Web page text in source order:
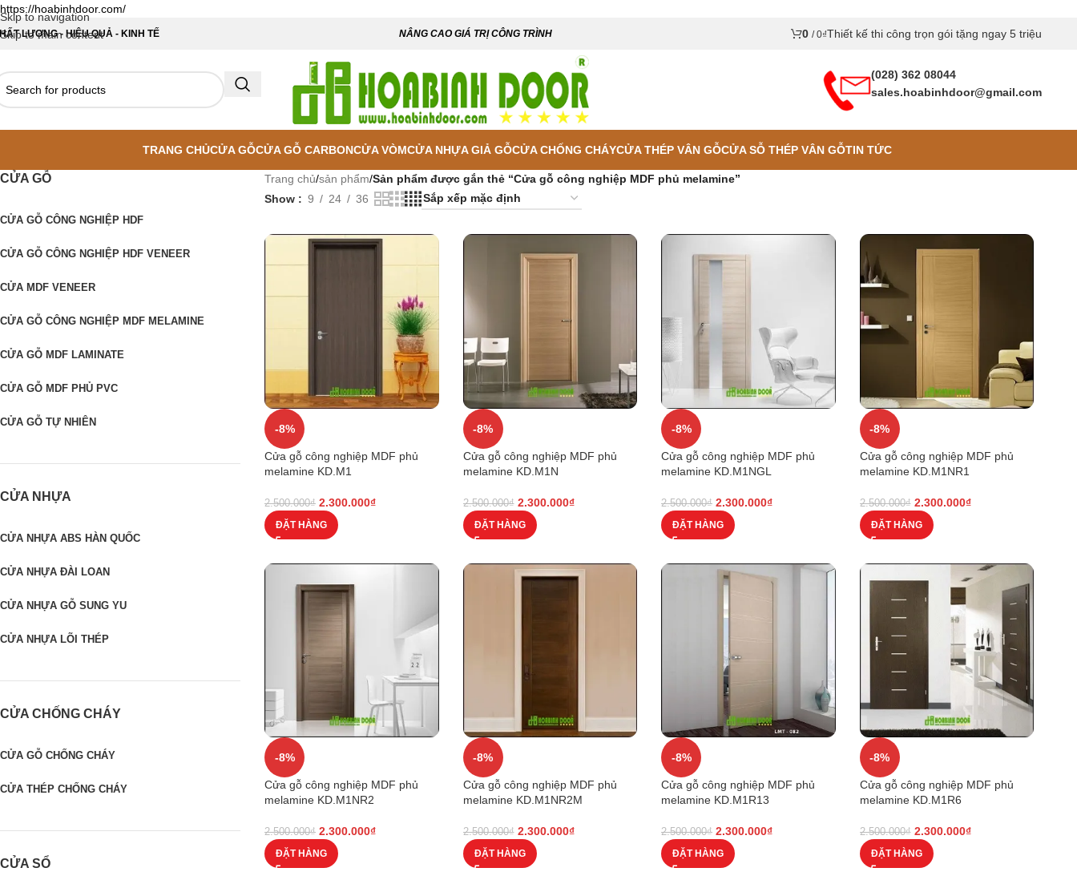
https://hoabinhdoor.com/
Skip to navigation
Skip to main content
LƯỢNG - HIỆU QUẢ - KINH TẾ NÂNG CAO GIÁ TRỊ CÔNG TRÌNH 0 / 0₫Thiết kế thi công trọn gói tặng ngay 5 triệu
(028) 362 08044
sales.hoabinhdoor@gmail.com
TRANG CHỦCỬA GỖCỬA GỖ CARBONCỬA VÒMCỬA NHỰA GIẢ GỖCỬA CHỐNG CHÁYCỬA THÉP VÂN GỖCỬA SỖ THÉP VÂN GỖTIN TỨC
CỬA GỖ
CỬA GỖ CÔNG NGHIỆP HDF
CỬA GỖ CÔNG NGHIỆP HDF VENEER
CỬA MDF VENEER
CỬA GỖ CÔNG NGHIỆP MDF MELAMINE
CỬA GỖ MDF LAMINATE
CỬA GỖ MDF PHỦ PVC
CỬA GỖ TỰ NHIÊN
CỬA NHỰA
CỬA NHỰA ABS HÀN QUỐC
CỬA NHỰA ĐÀI LOAN
CỬA NHỰA GỖ SUNG YU
CỬA NHỰA LÕI THÉP
CỬA CHỐNG CHÁY
CỬA GỖ CHỐNG CHÁY
CỬA THÉP CHỐNG CHÁY
CỬA SỔ
Trang chủ/sản phẩm/Sản phẩm được gắn thẻ “Cửa gỗ công nghiệp MDF phủ melamine”
Show
9 24 36
-8%
Cửa gỗ công nghiệp MDF phủ
melamine KD.M1
2.500.000₫ 2.300.000₫
ĐẶT HÀNG
-8%
Cửa gỗ công nghiệp MDF phủ
melamine KD.M1N
2.500.000₫ 2.300.000₫
ĐẶT HÀNG
-8%
Cửa gỗ công nghiệp MDF phủ
melamine KD.M1NGL
2.500.000₫ 2.300.000₫
ĐẶT HÀNG
-8%
Cửa gỗ công nghiệp MDF phủ
melamine KD.M1NR1
2.500.000₫ 2.300.000₫
ĐẶT HÀNG
-8%
Cửa gỗ công nghiệp MDF phủ
melamine KD.M1NR2
2.500.000₫ 2.300.000₫
ĐẶT HÀNG
-8%
Cửa gỗ công nghiệp MDF phủ
melamine KD.M1NR2M
2.500.000₫ 2.300.000₫
ĐẶT HÀNG
-8%
Cửa gỗ công nghiệp MDF phủ
melamine KD.M1R13
2.500.000₫ 2.300.000₫
ĐẶT HÀNG
-8%
Cửa gỗ công nghiệp MDF phủ
melamine KD.M1R6
2.500.000₫ 2.300.000₫
ĐẶT HÀNG